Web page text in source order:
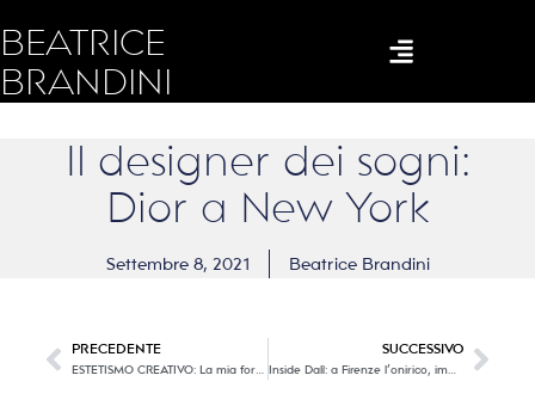
BEATRICE
BRANDINI
Il designer dei sogni:
Dior a New York
Settembre 8, 2021 Beatrice Brandini
PRECEDENTE SUCCESSIVO
Inside Dalì: a Firenze l’onirico, immaginario, ironico mondo del grande artista